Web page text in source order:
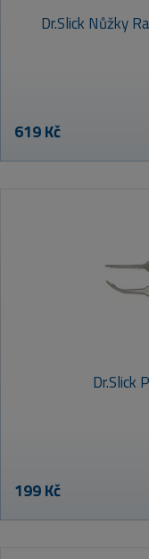
Dr.Slick Nůžky
619 Kč
Dr.Slick
199 Kč